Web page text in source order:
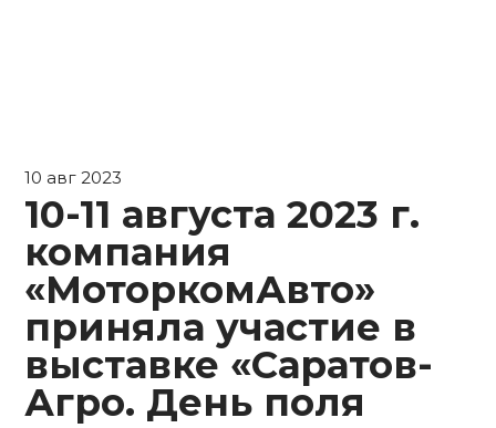
10 авг 2023
10-11 августа 2023 г.
компания
«МоторкомАвто»
приняла участие в
выставке «Саратов-
Агро. День поля